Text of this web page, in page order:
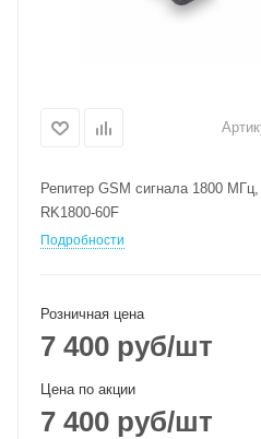
Репитер GSM сигнала 1800
RK1800-60F
Подробности
Розничная цена
7 400 руб/шт
Цена по акции
7 400 руб/шт